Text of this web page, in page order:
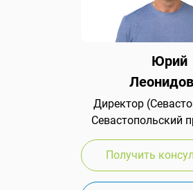
Юрий
Директор
Севастопольский
Получить